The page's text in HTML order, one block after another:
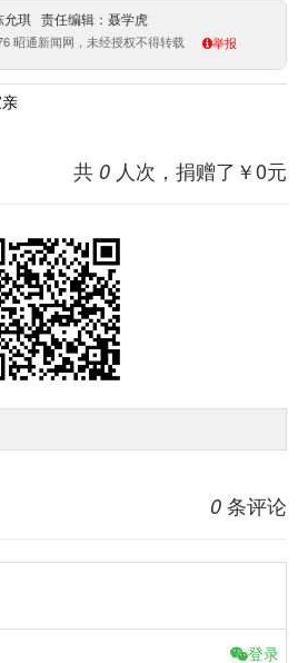
允琪 责任编辑：聂学虎
昭通新闻网，未经授权不得转载 举报
共 0 人次，捐赠了￥0元
0 条评论
登录